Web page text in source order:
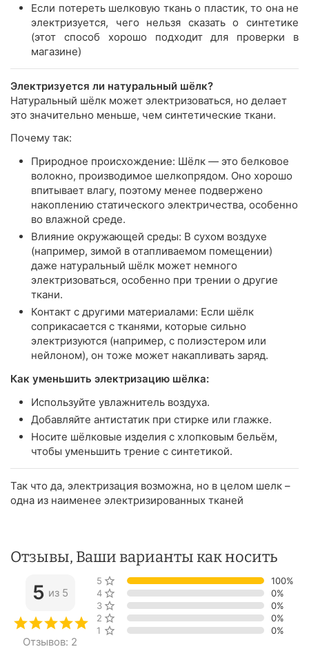
Если потереть шелковую ткань о пластик, то она не
электризуется, чего нельзя сказать о синтетике
(этот способ хорошо подходит для проверки в
магазине)
Электризуется ли натуральный шёлк?
Натуральный шёлк может электризоваться, но делает
это значительно меньше, чем синтетические ткани.
Почему так:
Природное происхождение: Шёлк — это белковое
волокно, производимое шелкопрядом. Оно хорошо
впитывает влагу, поэтому менее подвержено
накоплению статического электричества, особенно
во влажной среде.
Влияние окружающей среды: В сухом воздухе
(например, зимой в отапливаемом помещении)
даже натуральный шёлк может немного
электризоваться, особенно при трении о другие
ткани.
Контакт с другими материалами: Если шёлк
соприкасается с тканями, которые сильно
электризуются (например, с полиэстером или
нейлоном), он тоже может накапливать заряд.
Как уменьшить электризацию шёлка:
Используйте увлажнитель воздуха.
Добавляйте антистатик при стирке или глажке.
Носите шёлковые изделия с хлопковым бельём,
чтобы уменьшить трение с синтетикой.
Так что да, электризация возможна, но в целом шелк –
одна из наименее электризированных тканей
Отзывы, Ваши варианты как носить
5 из 5
Отзывов: 2
5 звёзд
100%
4 звезды
0%
3 звезды
0%
2 звезды
0%
1 звезда
0%